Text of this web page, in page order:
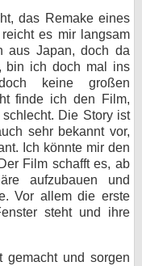
das Remake eines
es mir langsam
aus Japan, doch da
bin ich doch mal ins
keine großen
finde ich den Film,
Die Story ist
sehr bekannt vor,
Ich könnte mir den
Film schafft es, ab
aufzubauen und
Vor allem die erste
steht und ihre
gemacht und sorgen